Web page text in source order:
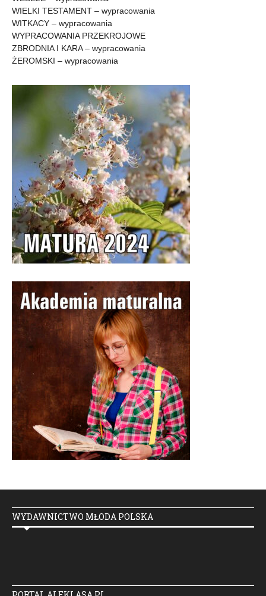
WIELKI TESTAMENT – wypracowania
WITKACY – wypracowania
WYPRACOWANIA PRZEKROJOWE
ZBRODNIA I KARA – wypracowania
ŻEROMSKI – wypracowania
WYDAWNICTWO MŁODA POLSKA